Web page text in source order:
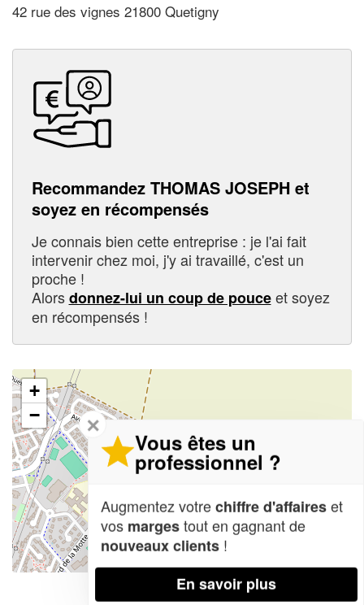
42 rue des vignes 21800 Quetigny
Recommandez THOMAS JOSEPH et
soyez en récompensés
Je connais bien cette entreprise : je l'ai fait
intervenir chez moi, j'y ai travaillé, c'est un
proche !
Alorsdonnez-lui un coup de pouceet soyez
en récompensés !
+
−
Leaflet| Map data ©OpenStreetMap contributors,CC-BY-SA
✕
Vous êtes un
professionnel ?
Augmentez votrechiffre d'affaireset
vos margestout en gagnant de
nouveaux clients !
En savoir plus